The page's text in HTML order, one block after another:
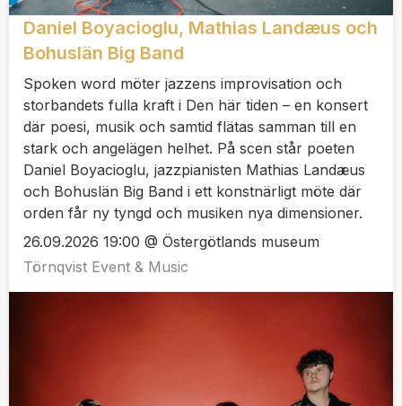
Daniel Boyacioglu, Mathias Landæus och
Bohuslän Big Band
Spoken word möter jazzens improvisation och
storbandets fulla kraft i Den här tiden – en konsert
där poesi, musik och samtid flätas samman till en
stark och angelägen helhet. På scen står poeten
Daniel Boyacioglu, jazzpianisten Mathias Landæus
och Bohuslän Big Band i ett konstnärligt möte där
orden får ny tyngd och musiken nya dimensioner.
26.09.2026 19:00 @ Östergötlands museum
Törnqvist Event & Music